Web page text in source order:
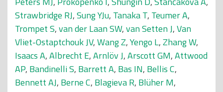
Strawbridge RJ,Sung YJu, Tanaka T, Teumer A,
Trompet S,van der Laan SW,van Setten J,Van
Vliet-Ostaptchouk JV,Wang Z,Yengo L,Zhang W,
Isaacs A,Albrecht E,Arnlöv J,Arscott GM,Attwood
AP, Bandinelli S, Barrett A, Bas IN, Bellis C,
Bennett AJ, Berne C, Blagieva R, Blüher M,